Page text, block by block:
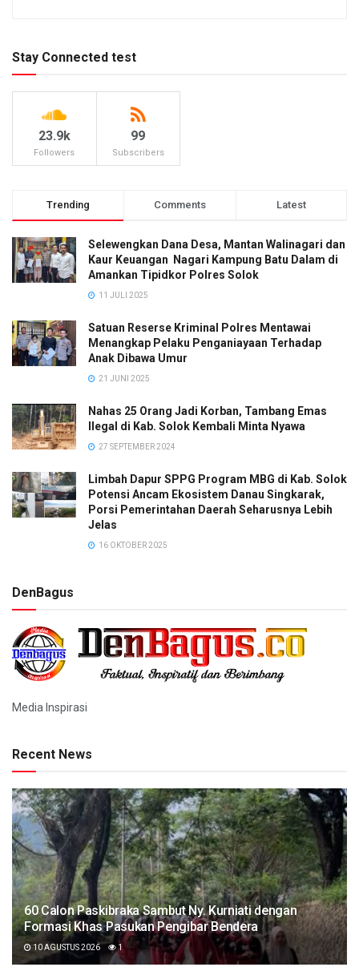
Stay Connected test
23.9k
Followers
99
Subscribers
Trending Comments Latest
Selewengkan Dana Desa, Mantan Walinagari dan
Kaur Keuangan Nagari Kampung Batu Dalam di
Amankan Tipidkor Polres Solok
11 JULI 2025
Satuan Reserse Kriminal Polres Mentawai
Menangkap Pelaku Penganiayaan Terhadap
Anak Dibawa Umur
21 JUNI 2025
Nahas 25 Orang Jadi Korban, Tambang Emas
Ilegal di Kab. Solok Kembali Minta Nyawa
27 SEPTEMBER 2024
Limbah Dapur SPPG Program MBG di Kab. Solok
Potensi Ancam Ekosistem Danau Singkarak,
Porsi Pemerintahan Daerah Seharusnya Lebih
Jelas
16 OKTOBER 2025
DenBagus
Media Inspirasi
Recent News
60 Calon Paskibraka Sambut Ny. Kurniati dengan
Formasi Khas Pasukan Pengibar Bendera
10 AGUSTUS 2026 1